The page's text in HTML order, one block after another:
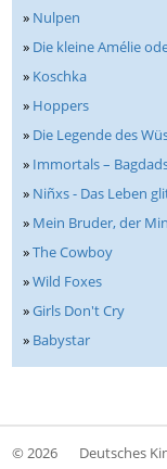
» Nulpen
» Die kleine Amélie
» Koschka
» Hoppers
» Die Legende des
» Immortals –
» Niñxs - Das Leben
» Mein Bruder, der
»The Cowboy
»Wild Foxes
»Girls Don't Cry
» Babystar
© 2026 Deutsches